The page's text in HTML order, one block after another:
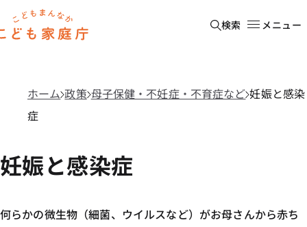
本文へ移動
検索 メニュー
ホーム 政策 母子保健・不妊症・不育症など 妊娠と感染
症
妊娠と感染症
何らかの微生物（細菌、ウイルスなど）がお母さんから赤ち